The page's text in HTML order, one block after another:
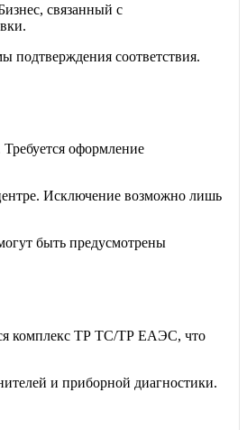
связанный с
подтверждения соответствия.
оформление
Исключение возможно лишь
быть предусмотрены
комплекс ТР ТС/ТР ЕАЭС, что
и приборной диагностики.